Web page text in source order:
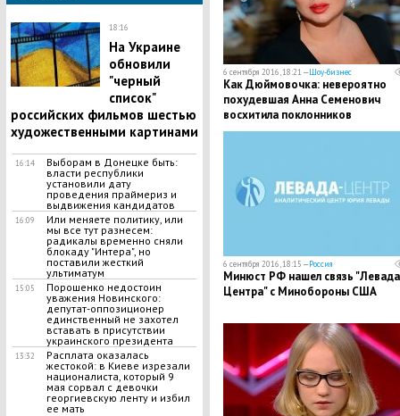
18:16
На Украине
обновили
"черный
список"
российских фильмов шестью
художественными картинами
16:14
Выборам в Донецке быть:
власти республики
установили дату
проведения праймериз и
выдвижения кандидатов
16:09
Или меняете политику, или
мы все тут разнесем:
радикалы временно сняли
блокаду "Интера", но
поставили жесткий
ультиматум
15:05
Порошенко недостоин
уважения Новинского:
депутат-оппозиционер
единственный не захотел
вставать в присутствии
украинского президента
13:32
Расплата оказалась
жестокой: в Киеве изрезали
националиста, который 9
мая сорвал с девочки
георгиевскую ленту и избил
ее мать
6 сентября 2016, 18:21 —Шоу-бизнес
Как Дюймовочка: невероятно
похудевшая Анна Семенович
восхитила поклонников
6 сентября 2016, 18:15 —Россия
Минюст РФ нашел связь
Центра" с Минобороны США